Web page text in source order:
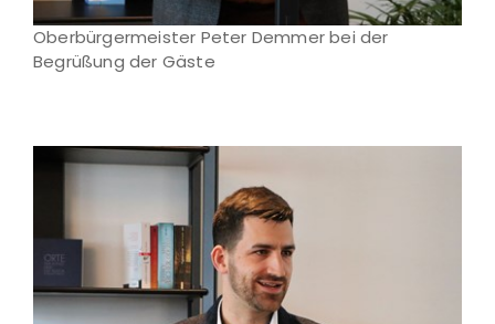
Oberbürgermeister Peter Demmer bei der
Begrüßung der Gäste